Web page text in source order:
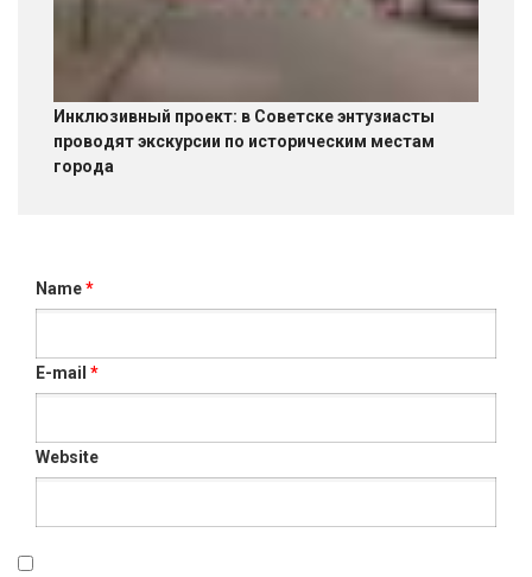
Инклюзивный проект: в Советске энтузиасты
проводят экскурсии по историческим местам
города
Name*
E-mail *
Website